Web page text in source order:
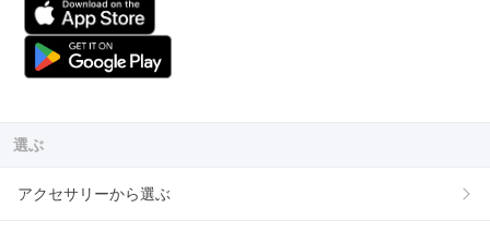
選ぶ
アクセサリーから選ぶ